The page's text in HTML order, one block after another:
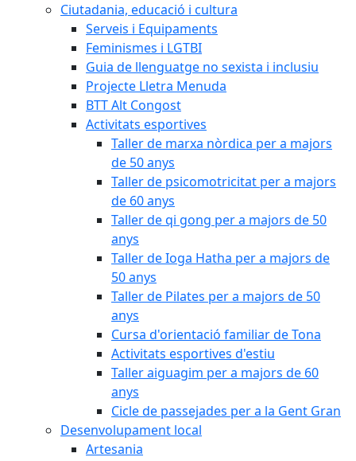
Ciutadania, educació i cultura
Serveis i Equipaments
Feminismes i LGTBI
Guia de llenguatge no sexista i inclusiu
Projecte Lletra Menuda
BTT Alt Congost
Activitats esportives
Taller de marxa nòrdica per a majors
de 50 anys
Taller de psicomotricitat per a majors
de 60 anys
Taller de qi gong per a majors de 50
anys
Taller de Ioga Hatha per a majors de
50 anys
Taller de Pilates per a majors de 50
anys
Cursa d'orientació familiar de Tona
Activitats esportives d'estiu
Taller aiguagim per a majors de 60
anys
Cicle de passejades per a la Gent Gran
Desenvolupament local
Artesania